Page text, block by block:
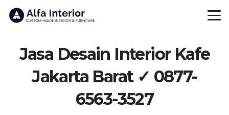
Jasa Desain Interior Kafe
Jakarta Barat ✓ 0877-
6563-3527